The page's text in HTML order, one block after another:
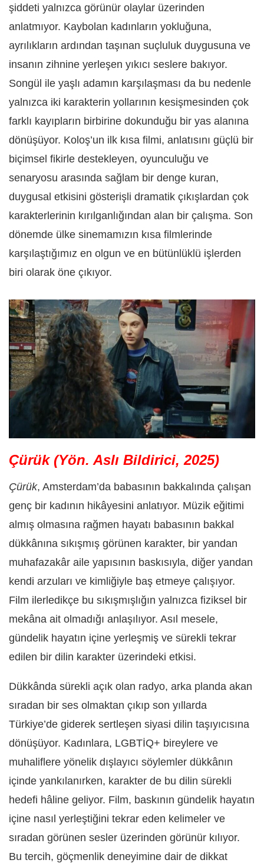
şiddeti yalnızca görünür olaylar üzerinden
anlatmıyor. Kaybolan kadınların yokluğuna,
ayrılıkların ardından taşınan suçluluk duygusuna ve
insanın zihnine yerleşen yıkıcı seslere bakıyor.
Songül ile yaşlı adamın karşılaşması da bu nedenle
yalnızca iki karakterin yollarının kesişmesinden çok
farklı kayıpların birbirine dokunduğu bir yas alanına
dönüşüyor. Koloş’un ilk kısa filmi, anlatısını güçlü bir
biçimsel fikirle destekleyen, oyunculuğu ve
senaryosu arasında sağlam bir denge kuran,
duygusal etkisini gösterişli dramatik çıkışlardan çok
karakterlerinin kırılganlığından alan bir çalışma. Son
dönemde ülke sinemamızın kısa filmlerinde
karşılaştığımız en olgun ve en bütünlüklü işlerden
biri olarak öne çıkıyor.
Çürük (Yön. Aslı Bildirici, 2025)
Çürük, Amsterdam’da babasının bakkalında çalışan
genç bir kadının hikâyesini anlatıyor. Müzik eğitimi
almış olmasına rağmen hayatı babasının bakkal
dükkânına sıkışmış görünen karakter, bir yandan
muhafazakâr aile yapısının baskısıyla, diğer yandan
kendi arzuları ve kimliğiyle baş etmeye çalışıyor.
Film ilerledikçe bu sıkışmışlığın yalnızca fiziksel bir
mekâna ait olmadığı anlaşılıyor. Asıl mesele,
gündelik hayatın içine yerleşmiş ve sürekli tekrar
edilen bir dilin karakter üzerindeki etkisi.
Dükkânda sürekli açık olan radyo, arka planda akan
sıradan bir ses olmaktan çıkıp son yıllarda
Türkiye’de giderek sertleşen siyasi dilin taşıyıcısına
dönüşüyor. Kadınlara, LGBTİQ+ bireylere ve
muhaliflere yönelik dışlayıcı söylemler dükkânın
içinde yankılanırken, karakter de bu dilin sürekli
hedefi hâline geliyor. Film, baskının gündelik hayatın
içine nasıl yerleştiğini tekrar eden kelimeler ve
sıradan görünen sesler üzerinden görünür kılıyor.
Bu tercih, göçmenlik deneyimine dair de dikkat